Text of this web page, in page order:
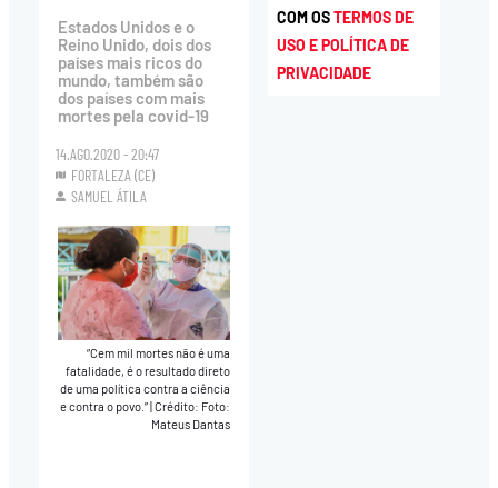
Estados Unidos e o
Reino Unido, dois dos
países mais ricos do
mundo, também são
dos países com mais
mortes pela covid-19
14.AGO.2020 - 20:47
FORTALEZA (CE)
SAMUEL ÁTILA
“Cem mil mortes não é uma
fatalidade, é o resultado direto
de uma política contra a ciência
e contra o povo.” Crédito: Foto:
Mateus Dantas
COM OSTERMOS DE
USO E POLÍTICA DE
PRIVACIDADE